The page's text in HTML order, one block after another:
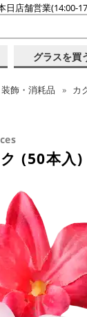
日店舗営業(14:00-
グラスを買
装飾・消耗品 カ
(50本入)